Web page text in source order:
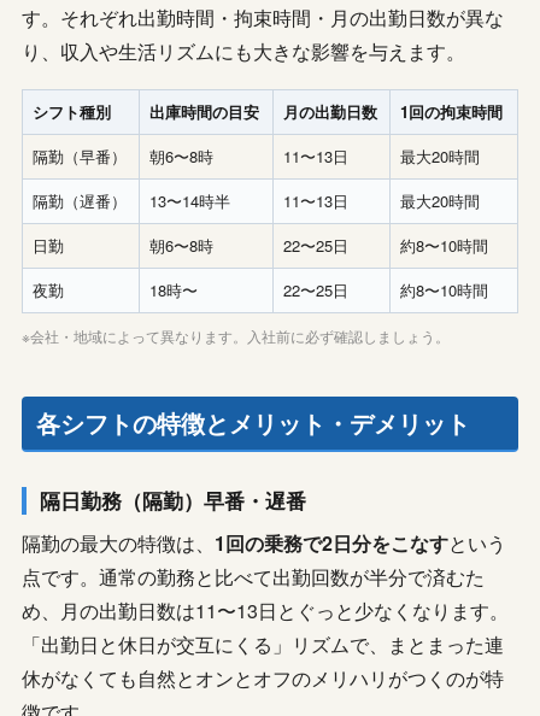
す。それぞれ出勤時間・拘束時間・月の出勤日数が異な
り、収入や生活リズムにも大きな影響を与えます。
シフト種別 出庫時間の目安 月の出勤日数
1回の拘束時間
隔勤（早番）
朝6〜8時 11〜13日
最大20時間
隔勤（遅番）
13〜14時半 11〜13日
最大20時間
日勤
朝6〜8時 22〜25日
約8〜10時間
夜勤
18時〜 22〜25日 約8〜10時間
※会社・地域によって異なります。入社前に必ず確認しましょう。
各シフトの特徴とメリット・デメリット
隔日勤務（隔勤）早番・遅番
隔勤の最大の特徴は、 1回の乗務で2日分をこなすという
点です。通常の勤務と比べて出勤回数が半分で済むた
め、月の出勤日数は11〜13日とぐっと少なくなります。
「出勤日と休日が交互にくる」リズムで、まとまった連
休がなくても自然とオンとオフのメリハリがつくのが特